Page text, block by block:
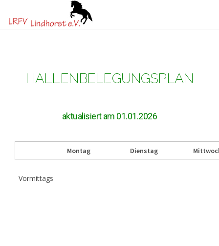
HALLENBELEGUNGSPLAN
aktualisiert am 01.01.2026
Montag Dienstag
Vormittags